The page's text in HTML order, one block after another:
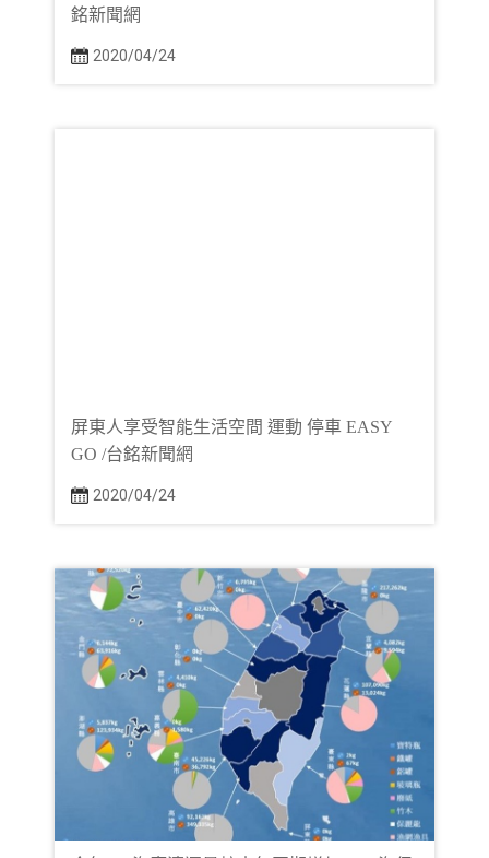
銘新聞網
2020/04/24
屏東人享受智能生活空間 運動 停車 EASY
GO /台銘新聞網
2020/04/24